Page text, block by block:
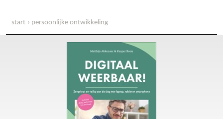
start persoonlijke ontwikkeling
digitale zelfstandigheid & datasoevereiniteit
60plusplaza: digitaal weerbaar!